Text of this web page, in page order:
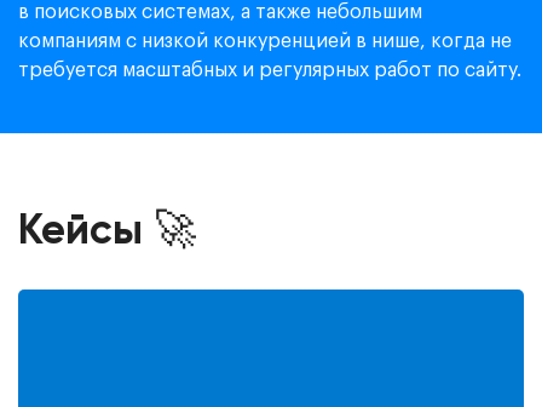
в поисковых системах, а также небольшим
компаниям с низкой конкуренцией в нише, когда не
требуется масштабных и регулярных работ по сайту.
Кейсы 🚀